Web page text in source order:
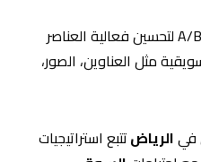
فيالرياضتتبع استراتيجيات
احتياجاتالسوق
إلى تقديم حلول مبتكرة